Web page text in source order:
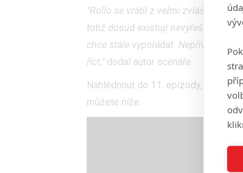
"Rollo se vrátil z velmi zvláštního
totiž dosud existují nevyřešené
chce stále vypořádat. Nepřivedl
říct," dodal autor scénáře.
Nahlédnout do 11. epizody, které
můžete níže.